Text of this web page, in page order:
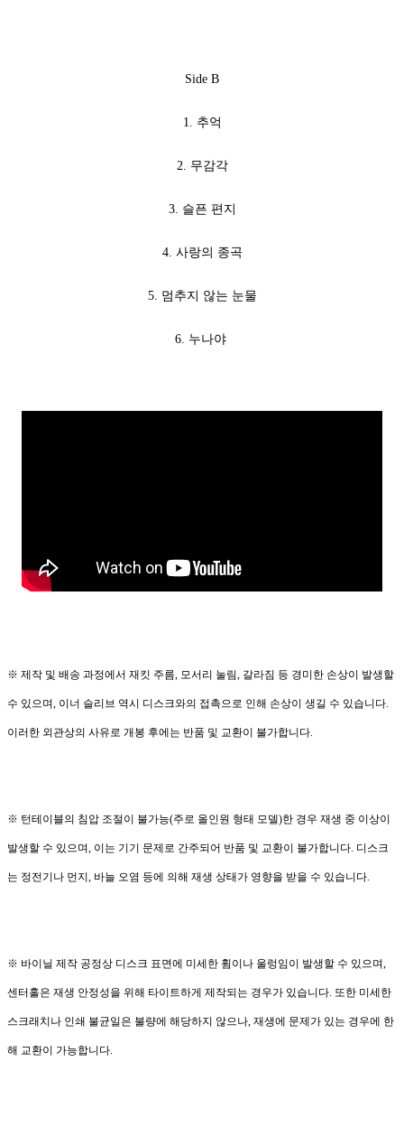
Side B
1. 추억
2. 무감각
3. 슬픈 편지
4. 사랑의 종곡
5. 멈추지 않는 눈물
6. 누나야
※ 제작 및 배송 과정에서 재킷 주름, 모서리 눌림, 갈라짐 등 경미한 손상이 발생할
수 있으며, 이너 슬리브 역시 디스크와의 접촉으로 인해 손상이 생길 수 있습니다.
이러한 외관상의 사유로 개봉 후에는 반품 및 교환이 불가합니다.
※ 턴테이블의 침압 조절이 불가능(주로 올인원 형태 모델)한 경우 재생 중 이상이
발생할 수 있으며, 이는 기기 문제로 간주되어 반품 및 교환이 불가합니다. 디스크
는 정전기나 먼지, 바늘 오염 등에 의해 재생 상태가 영향을 받을 수 있습니다.
※ 바이닐 제작 공정상 디스크 표면에 미세한 휨이나 울렁임이 발생할 수 있으며,
센터홀은 재생 안정성을 위해 타이트하게 제작되는 경우가 있습니다. 또한 미세한
스크래치나 인쇄 불균일은 불량에 해당하지 않으나, 재생에 문제가 있는 경우에 한
해 교환이 가능합니다.